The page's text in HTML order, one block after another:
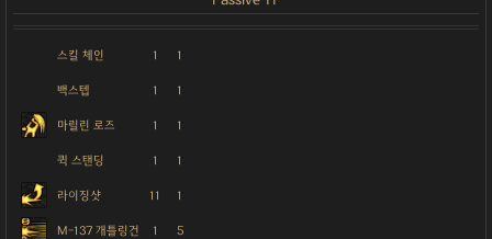
스킬 체인 1 1
백스텝 1 1
마릴린 로즈 1 1
퀵 스탠딩 1 1
라이징샷 11 1
M-137 개틀링건 1 5